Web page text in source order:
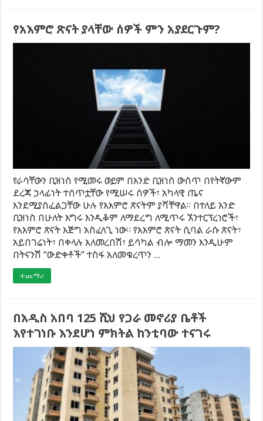
የአእምሮ ጽናት ያላቸው ሰዎች ምን አያደርጉም?
የራሳቸውን ቢዝነስ የሚመሩ ወይም በአንድ ቢዝነስ ውስጥ በየትኛውም
ደረጃ ኃላፊነት ተሰጥቷቸው የሚሠሩ ሰዎች፣ አካላዊ ጤና
እንደሚያስፈልጋቸው ሁሉ የአእምሮ ጽናትም ያሻቸዋል። በተለይ አንድ
ቢዝነስ በሁለት እግሩ እንዲቆም ለማደረግ ለሚጥሩ ኧንተርፕረነሮች፣
የአእምሮ ጽናት እጅግ አስፈላጊ ነው። የአእምሮ ጽናት ሲባል ራሱ ጽናት፣
አይበገሬነት፣ በቀላሉ አለመረበሽ፣ ይሳካል ብሎ ማመን እንዲሁም
በትናንሽ “ውድቀቶች” ተስፋ አለመቁረጥን …
ተጨማሪ
በአዲስ አበባ 125 ሺህ የጋራ መኖሪያ ቤቶች
እየተገነቡ እንደሆነ ምክትል ከንቲባው ተናገሩ